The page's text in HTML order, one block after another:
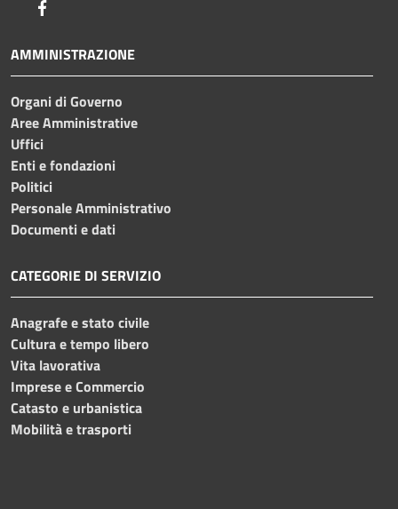
AMMINISTRAZIONE
Organi di Governo
Aree Amministrative
Uffici
Enti e fondazioni
Politici
Personale Amministrativo
Documenti e dati
CATEGORIE DI SERVIZIO
Anagrafe e stato civile
Cultura e tempo libero
Vita lavorativa
Imprese e Commercio
Catasto e urbanistica
Mobilità e trasporti